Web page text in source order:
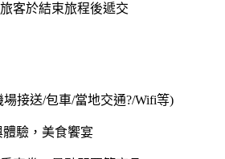
客於結束旅程後遞交
接送/包車/當地交通?/Wifi等)
驗，美食饗宴